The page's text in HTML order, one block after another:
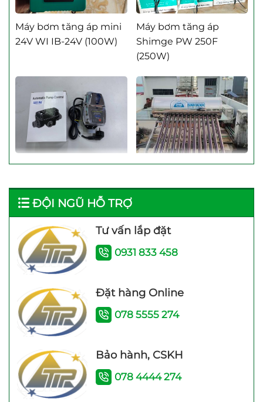
Máy Bơm Tăng Áp Shimge
Máy Bơm Tăng Áp Techrumi
Máy Bơm Tăng Áp Taesung
Máy bơm tăng áp mini
24V WI IB-24V (100W)
Máy bơm tăng áp
Shimge PW 250F
(250W)
Rơ le điện tử Adelino
minh cho máy bơm
Máy Năng Lượng Mặt
bảo hành 4 năm
Máy bơm nước trợ lực
đẩy cao Samico 200w
tốt nhất hiện nay
ĐỘI NGŨ HỖ TRỢ
Tư vấn lắp đặt
0931 833 458
Đặt hàng Online
078 5555 274
Bảo hành, CSKH
078 4444 274